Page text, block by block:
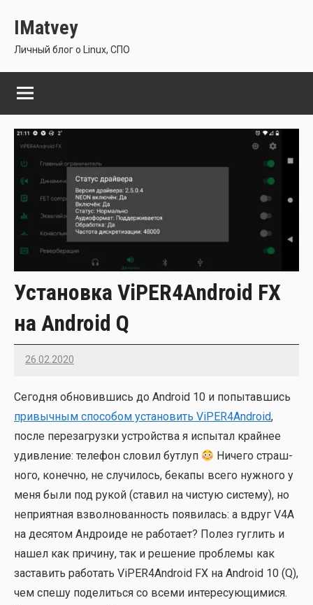
содержимому
IMatvey
Личный блог о Linux, СПО
Установка ViPER4Android FX
на Android Q
26.02.2020
Imatvey
Сего­дня обно­вив­шись до Android 10 и попы­тав­шись
при­выч­ным спо­со­бом уста­но­вить ViPER4Android,
после пере­за­груз­ки устрой­ства я испы­тал край­нее
удив­ле­ние: теле­фон сло­вил бут­луп
Ниче­го страш­
но­го, конеч­но, не слу­чи­лось, бека­пы все­го нуж­но­го у
меня были под рукой (ста­вил на чистую систе­му), но
непри­ят­ная взвол­но­ван­ность появи­лась: а вдруг V4A
на деся­том Андро­и­де не рабо­та­ет? Полез гуг­лить и
нашел как при­чи­ну, так и реше­ние про­бле­мы как
заста­вить рабо­тать ViPER4Android FX на Android 10 (Q),
чем спе­шу поде­лить­ся со все­ми инте­ре­су­ю­щи­ми­ся.